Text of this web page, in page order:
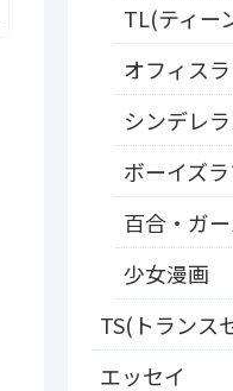
TL(ティー
オフィス
シンデレ
ボーイズ
百合・ガ
少女漫画
TS(トランス
エッセイ